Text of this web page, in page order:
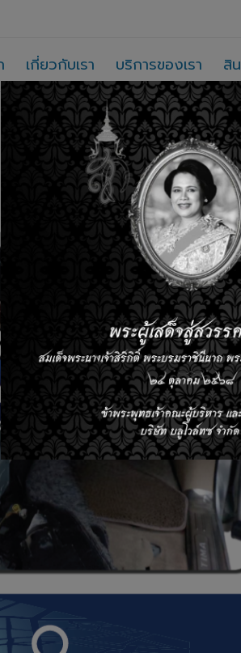
เกี่ยวกับเรา บริการของเรา สิ
เรา คือ ผู้เชี่ยว
ด้านแบตเตอรี่เพื่